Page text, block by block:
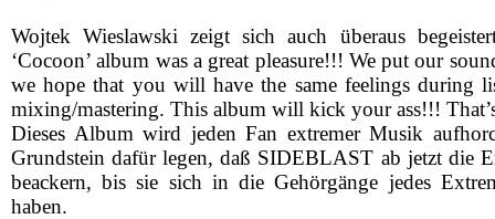
Wojtek Wieslawski zeigt sich auch überaus
‘Cocoon’ album was a great pleasure!!! We put our
we hope that you will have the same feelings during
mixing/mastering. This album will kick your ass!!!
Dieses Album wird jeden Fan extremer Musik
Grundstein dafür legen, daß SIDEBLAST ab jetzt die
beackern, bis sie sich in die Gehörgänge jedes
haben.